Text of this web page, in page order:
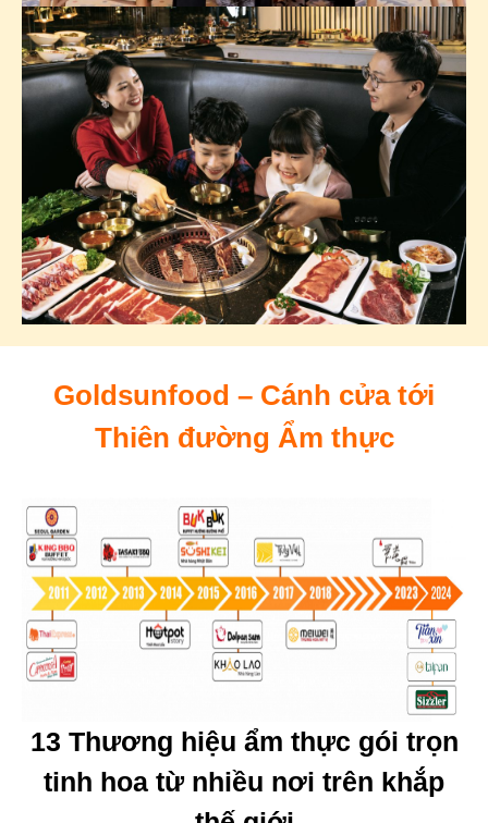
Goldsunfood – Cánh cửa tới
Thiên đường Ẩm thực
13 Thương hiệu ẩm thực gói trọn
tinh hoa từ nhiều nơi trên khắp